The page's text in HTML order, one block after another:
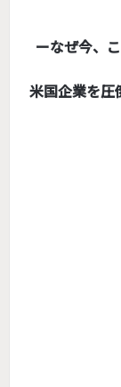
ーなぜ今、
米国企業を